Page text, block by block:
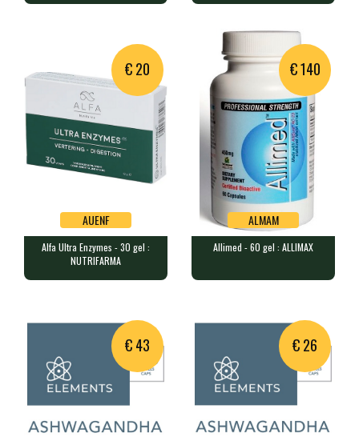
€ 20
AUENF
AUENF
Alfa Ultra Enzymes - 30 gel :
NUTRIFARMA
€ 140
ALMAM
ALMAM
Allimed - 60 gel : ALLIMAX
€ 43 € 26